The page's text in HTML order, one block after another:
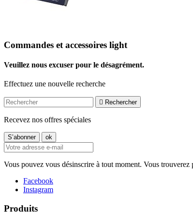
Commandes et accessoires light
Veuillez nous excuser pour le désagrément.
Effectuez une nouvelle recherche
 Rechercher
Recevez nos offres spéciales
Vous pouvez vous désinscrire à tout moment. Vous
Facebook
Instagram
Produits